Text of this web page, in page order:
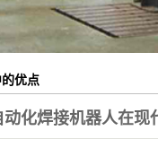
优点
动化焊接机器人在现